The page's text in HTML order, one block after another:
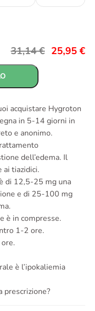
31,14€ 25,95€
acquistare Hygroton
in 5-14 giorni in
e anonimo.
dell’edema. Il
ai tiazidici.
di 12,5-25 mg una
e di 25-100 mg
è in compresse.
1-2 ore.
è l’ipokaliemia
prescrizione?